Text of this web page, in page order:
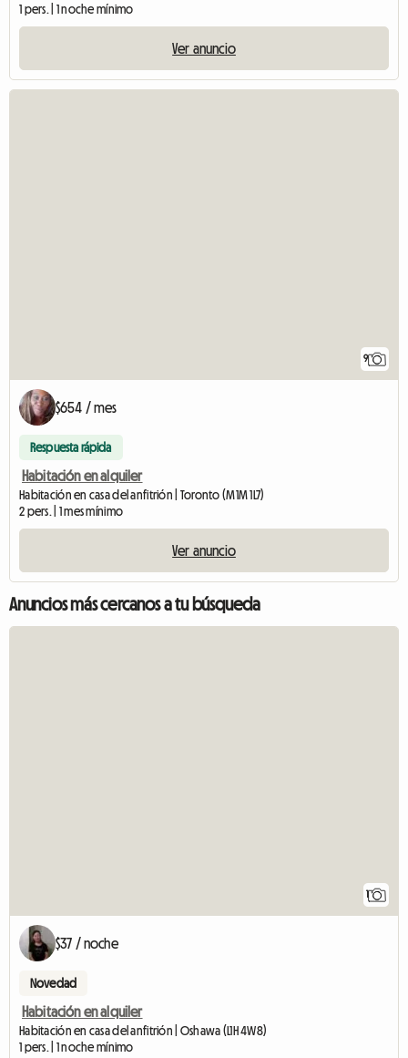
1 pers. | 1 noche mínimo
Ver anuncio
9
$654 / mes
Respuesta rápida
Habitación en alquiler
Habitación en casa del anfitrión | Toronto (M1M 1L7)
2 pers. | 1 mes mínimo
Ver anuncio
Anuncios más cercanos a tu búsqueda
1
$37 / noche
Novedad
Habitación en alquiler
Habitación en casa del anfitrión | Oshawa (L1H 4W8)
1 pers. | 1 noche mínimo